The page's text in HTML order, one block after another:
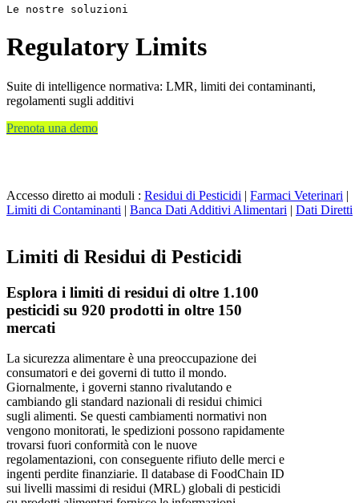
Le nostre soluzioni
Regulatory Limits
Suite di intelligence normativa: LMR, limiti dei contaminanti,
regolamenti sugli additivi
Prenota una demo
Accesso diretto ai moduli : Residui di Pesticidi | Farmaci Veterinari |
Limiti di Contaminanti | Banca Dati Additivi Alimentari | Dati Diretti
Limiti di Residui di Pesticidi
Esplora i limiti di residui di oltre 1.100
pesticidi su 920 prodotti in oltre 150
mercati
La sicurezza alimentare è una preoccupazione dei
consumatori e dei governi di tutto il mondo.
Giornalmente, i governi stanno rivalutando e
cambiando gli standard nazionali di residui chimici
sugli alimenti. Se questi cambiamenti normativi non
vengono monitorati, le spedizioni possono rapidamente
trovarsi fuori conformità con le nuove
regolamentazioni, con conseguente rifiuto delle merci e
ingenti perdite finanziarie. Il database di FoodChain ID
sui livelli massimi di residui (MRL) globali di pesticidi